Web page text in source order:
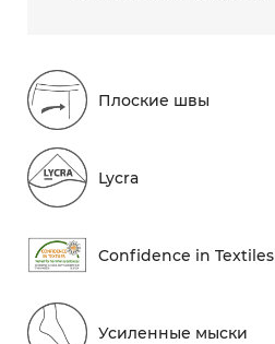
Плоские швы
Lycra
Conf​idence in Textiles
Усиленные мыски